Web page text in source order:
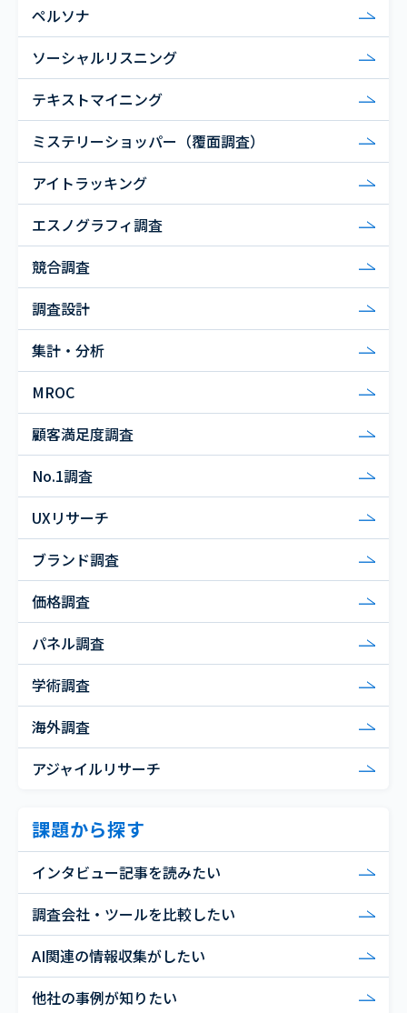
ペルソナ
ソーシャルリスニング
テキストマイニング
ミステリーショッパー（覆面調査）
アイトラッキング
エスノグラフィ調査
競合調査
調査設計
集計・分析
MROC
顧客満足度調査
No.1調査
UXリサーチ
ブランド調査
価格調査
パネル調査
学術調査
海外調査
アジャイルリサーチ
課題から探す
インタビュー記事を読みたい
調査会社・ツールを比較したい
AI関連の情報収集がしたい
他社の事例が知りたい